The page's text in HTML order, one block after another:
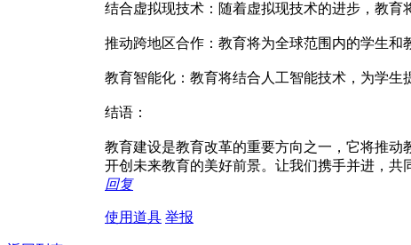
结合虚拟现技术：随着虚拟现技术的进步，教育
推动跨地区合作：教育将为全球范围内的学生和
教育智能化：教育将结合人工智能技术，为学生
结语：
教育建设是教育改革的重要方向之一，它将推
开创未来教育的美好前景。让我们携手并进，共
回复
使用道具 举报